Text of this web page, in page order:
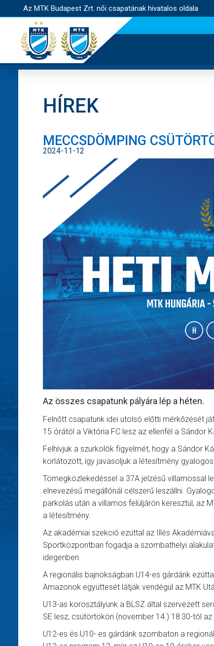
Az MTK Budapest Zrt. női csapatának hivatalos oldala
HÍREK
MECCSDÖMPING
2024-11-12
Az összes csapatunk pályára lép a héten.
Felnőtt csapatunk idei utolsó előtti mérkőzését
15 órától a Viktória FC lesz az ellenfél a Sándor
Felhívjuk a szurkolók figyelmét, hogy a Sándor
korlátozott, így javasoljuk a létesítmény
Tömegközlekedéssel a 37A jelzésű villamossal
elnevezésű megállónál célszerű leszállni.
parkolás után a villamos felüljárón keresztül, az
a létesítmény.
Az akadémiai szekció ezúttal az Illés
Sportközpontban fogadja a szombathelyi
idegenben.
A regionális bajnokságban U14-es gárdánk
Amazonok együttesét látják vendégül az MTK
U13-as korosztályunk a BLSZ által szervezett
SE lesz, csütörtökön (november 14.) 18:30-tól
U12-es és U10- es gárdánk szombaton a